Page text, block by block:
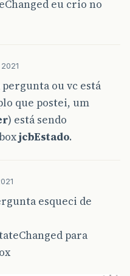
eu crio no
ou vc está
que postei, um
) está sendo
jcbEstado.
esqueci de
para